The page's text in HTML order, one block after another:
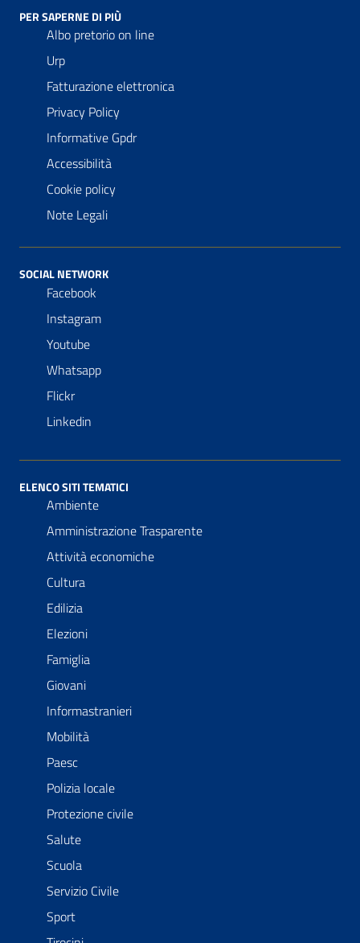
PER SAPERNE DI PIÙ
Albo pretorio on line
Urp
Fatturazione elettronica
Privacy Policy
Informative Gpdr
Accessibilità
Cookie policy
Note Legali
SOCIAL NETWORK
Facebook
Instagram
Youtube
Whatsapp
Flickr
Linkedin
ELENCO SITI TEMATICI
Ambiente
Amministrazione Trasparente
Attività economiche
Cultura
Edilizia
Elezioni
Famiglia
Giovani
Informastranieri
Mobilità
Paesc
Polizia locale
Protezione civile
Salute
Scuola
Servizio Civile
Sport